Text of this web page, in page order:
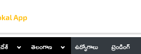
తెలంగాణ ఉద్యోగాలు ట్రెండింగ్